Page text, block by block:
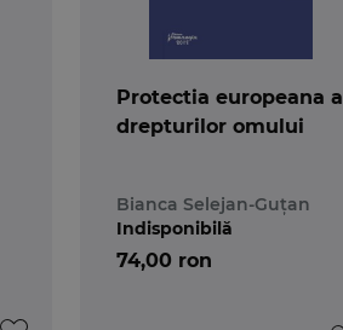
Protectia europeana a
drepturilor omului
Bianca Selejan-Guțan
74,00 ron
Indisponibilă